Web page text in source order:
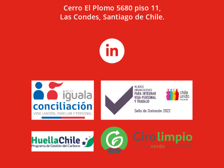
Cerro El Plomo 5680 piso 11,
Las Condes, Santiago de Chile.